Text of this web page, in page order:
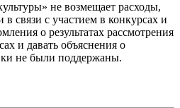
не возмещает расходы,
связи с участием в конкурсах и
о результатах рассмотрения
и давать объяснения о
не были поддержаны.